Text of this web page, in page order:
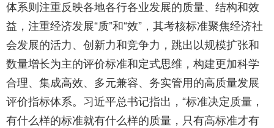
体系则注重反映各地各行各业发展的质量、结构和效
益，注重经济发展“质”和“效”，其考核标准聚焦经济社
会发展的活力、创新力和竞争力，跳出以规模扩张和
数量增长为主的评价标准和定式思维，构建更加科学
合理、集成高效、多元兼容、务实管用的高质量发展
评价指标体系。习近平总书记指出，“标准决定质量，
有什么样的标准就有什么样的质量，只有高标准才有